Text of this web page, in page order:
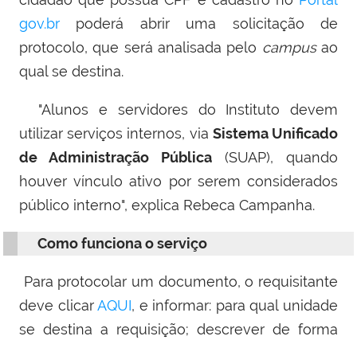
gov.br poderá abrir uma solicitação de
protocolo, que será analisada pelo campusao
qual se destina.
"Alunos e servidores do Instituto devem
utilizar serviços internos, via Sistema Unificado
de Administração Pública (SUAP), quando
houver vínculo ativo por serem considerados
público interno", explica Rebeca Campanha.
Como funciona o serviço
Para protocolar um documento, o requisitante
deve clicarAQUI, e informar: para qual unidade
se destina a requisição; descrever de forma